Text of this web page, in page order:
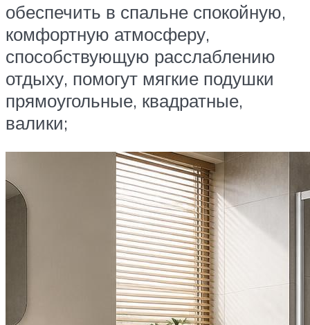
обеспечить в спальне спокойную,
комфортную атмосферу,
способствующую расслаблению
отдыху, помогут мягкие подушки
прямоугольные, квадратные,
валики;